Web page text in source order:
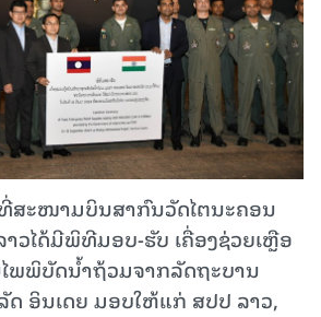
ສະໜາມບິນສາກົນວັດໄຕນະຄອນ
ວໄດ້ມີພິທີມອບ-ຮັບ ເຄື່ອງຊ່ວຍເຫຼືອ
ພພິບັດນໍ້າຖ້ວມຈາກລັດຖະບານ
ອິນເດຍ ມອບໃຫ້ແກ່ ສປປ ລາວ,